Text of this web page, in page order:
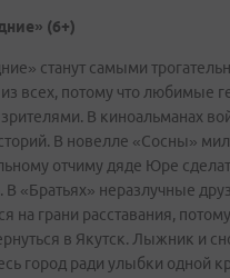
(6+)
станут самыми
всех, потому что любимые
В киноальманах
В новелле «Сосны»
отчиму дяде Юре
В «Братьях» неразлучные
на грани расставания,
в Якутск. Лыжник и
город ради улыбки одной